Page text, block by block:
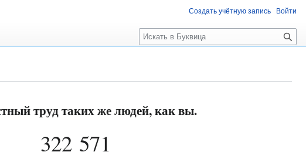
труд таких же людей, как вы.
322 571
Создать учётную запись Войти
П
о
к